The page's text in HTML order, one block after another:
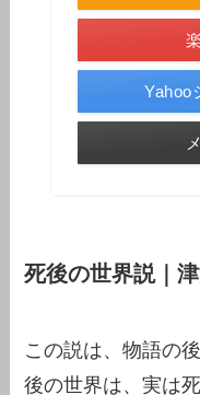
Yahoo
死後の世界説｜
この説は、物語の
後の世界は、実は